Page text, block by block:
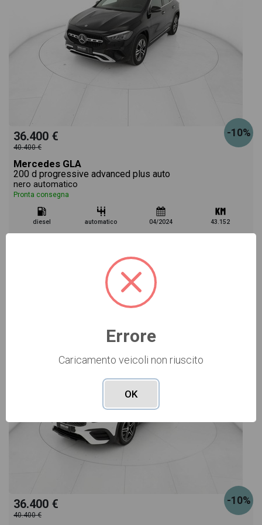
-10%
36.400 €
40.400 €
Mercedes GLA
200 d progressive advanced plus auto
nero automatico
Pronta consegna
diesel automatico 04/2024 43.152
Vai alla scheda >>
-10%
36.400 €
40.400 €
Errore
Caricamento veicoli non riuscito
OK